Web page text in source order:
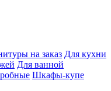
на заказ Для кухни
Для ванной
Шкафы-купе